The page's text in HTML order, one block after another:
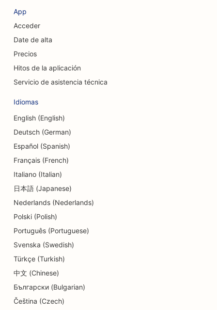
SEO para cooperativas de crédito
SEO para tiendas de delicatessen
SEO para servicios de asesoramiento sobre
SEO para servicios de cambio de divisas
SEO para estudios de danza
SEO para servicios de dermoabrasión
SEO para guarderías
SEO para clínicas dentales
SEO para tiendas de detalles
SEO para comensales
SEO para Servicios de Educación y Atención a la
Infancia
SEO para tiendas de donuts
App
Acceder
Date de alta
Precios
Hitos de la aplicación
Servicio de asistencia técnica
Idiomas
English (English)
Deutsch (German)
Español (Spanish)
Français (French)
Italiano (Italian)
日本語 (Japanese)
Nederlands (Nederlands)
Polski (Polish)
Português (Portuguese)
Svenska (Swedish)
Türkçe (Turkish)
中文 (Chinese)
Български (Bulgarian)
Čeština (Czech)